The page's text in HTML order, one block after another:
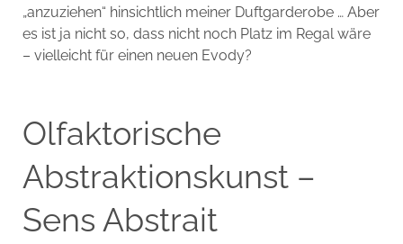
„anzuziehen“ hinsichtlich meiner Duftgarderobe … Aber
es ist ja nicht so, dass nicht noch Platz im Regal wäre
– vielleicht für einen neuen Evody?
Olfaktorische
Abstraktionskunst –
Sens Abstrait